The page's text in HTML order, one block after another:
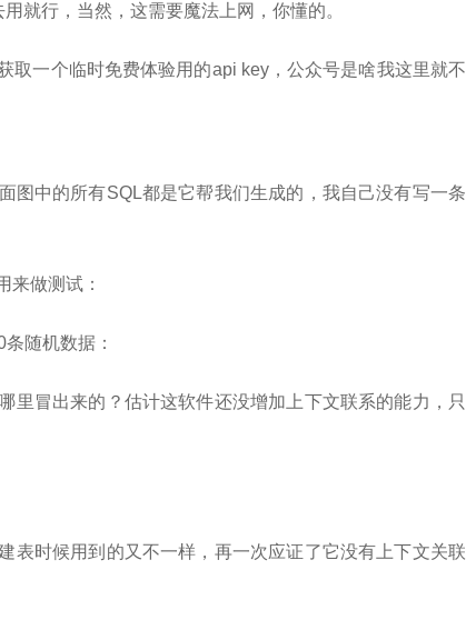
就行，当然，这需要魔法上网，你懂的。
取一个临时免费体验用的api key，公众号是啥我这里就不
图中的所有SQL都是它帮我们生成的，我自己没有写一条
来做测试：
随机数据：
里冒出来的？估计这软件还没增加上下文联系的能力，只
表时候用到的又不一样，再一次应证了它没有上下文关联